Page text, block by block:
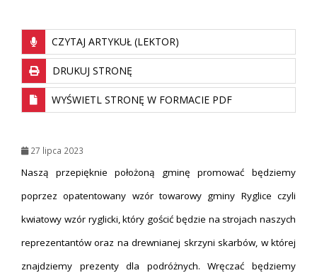
CZYTAJ ARTYKUŁ (LEKTOR)
DRUKUJ STRONĘ
WYŚWIETL STRONĘ W FORMACIE PDF
27 lipca 2023
Naszą przepięknie położoną gminę promować będziemy
poprzez opatentowany wzór towarowy gminy Ryglice czyli
kwiatowy wzór ryglicki, który gościć będzie na strojach naszych
reprezentantów oraz na drewnianej skrzyni skarbów, w której
znajdziemy prezenty dla podróżnych. Wręczać będziemy